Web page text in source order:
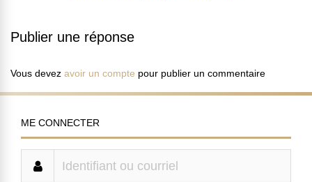
Publier une réponse
Vous devez avoir un compte pour publier un commentaire
ME CONNECTER